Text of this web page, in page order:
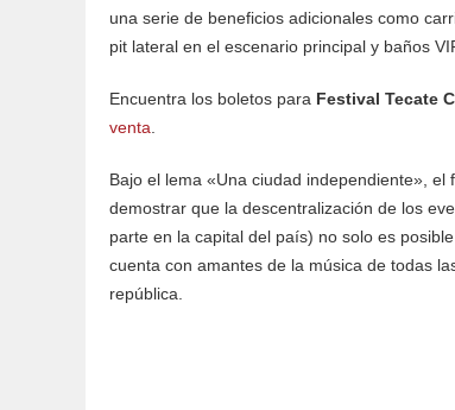
una serie de beneficios adicionales como
pit lateral en el escenario principal y baños
Encuentra los boletos para Festival Tecate
venta
Bajo el lema «Una ciudad independiente»,
demostrar que la descentralización de los
parte en la capital del país) no solo es
cuenta con amantes de la música de todas
república.